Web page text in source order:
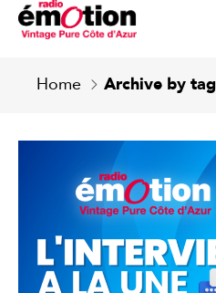
Home Archive by